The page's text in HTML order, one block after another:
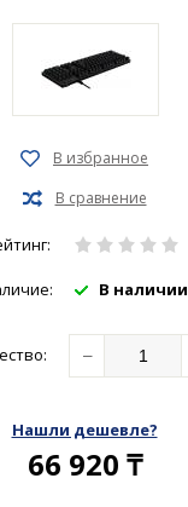
В наличии
: −
Нашли дешевле?
66 920 ₸